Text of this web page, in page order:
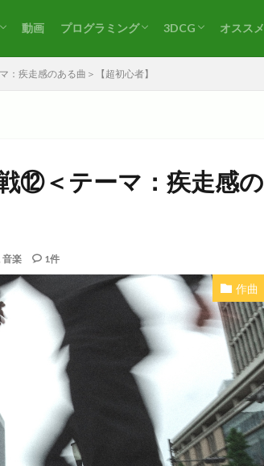
）
ピ
他（音楽）
動画 プログラミング
VBA
3DCG
Blender
その他（3DCG）
オススメ
：疾走感のある曲＞【超初心者】
⑫＜テーマ：疾走感の
音楽 1件
作曲